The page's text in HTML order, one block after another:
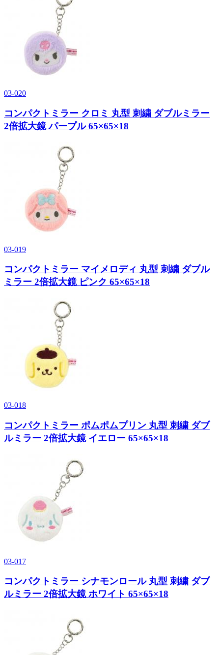
03-020
コンパクトミラー クロミ 丸型 刺繍 ダブルミラー
2倍拡大鏡 パープル 65×65×18
03-019
コンパクトミラー マイメロディ 丸型 刺繍 ダブル
ミラー 2倍拡大鏡 ピンク 65×65×18
03-018
コンパクトミラー ポムポムプリン 丸型 刺繍 ダブ
ルミラー 2倍拡大鏡 イエロー 65×65×18
03-017
コンパクトミラー シナモンロール 丸型 刺繍 ダブ
ルミラー 2倍拡大鏡 ホワイト 65×65×18